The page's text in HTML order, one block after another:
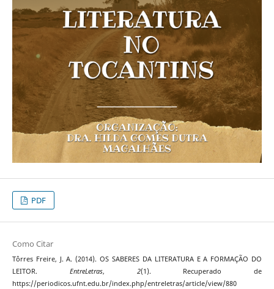
PDF
Como Citar
Tôrres Freire, J. A. (2014). OS SABERES DA LITERATURA E A FORMAÇÃO DO
LEITOR. EntreLetras, 2(1). Recuperado de
https://periodicos.ufnt.edu.br/index.php/entreletras/article/view/880